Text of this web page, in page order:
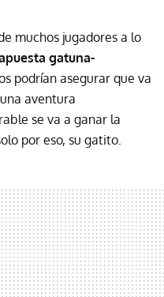
muchos jugadores a lo
gatuna-
podrían asegurar que va
aventura
se va a ganar la
por eso, su gatito.